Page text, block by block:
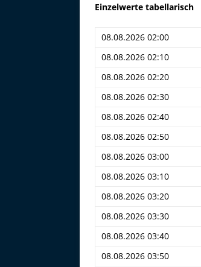
Einzelwerte tabellarisch
08.08.2026 02:00
08.08.2026 02:10
08.08.2026 02:20
08.08.2026 02:30
08.08.2026 02:40
08.08.2026 02:50
08.08.2026 03:00
08.08.2026 03:10
08.08.2026 03:20
08.08.2026 03:30
08.08.2026 03:40
08.08.2026 03:50